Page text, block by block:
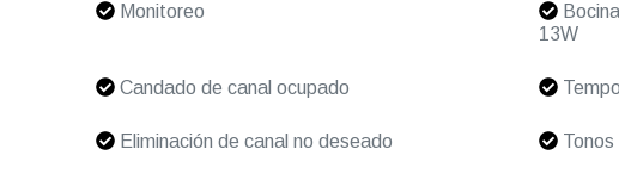
Monitoreo
13W
Candado de canal ocupado
Eliminación de canal no deseado